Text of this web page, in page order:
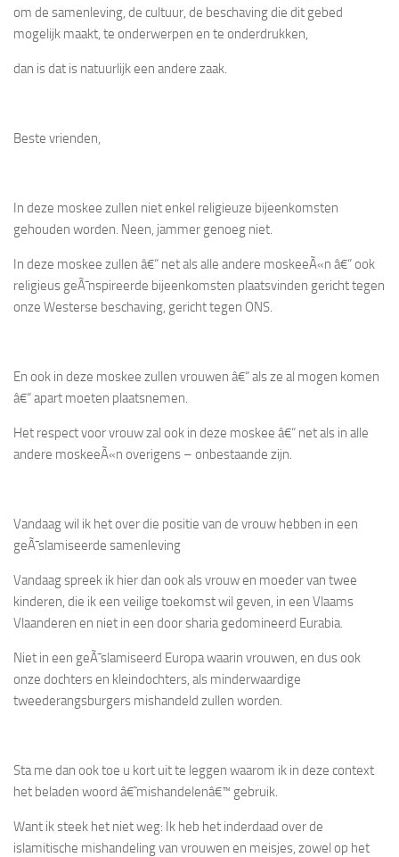
om de samenleving, de cultuur, de beschaving die dit gebed
mogelijk maakt, te onderwerpen en te onderdrukken,
dan is dat is natuurlijk een andere zaak.
Beste vrienden,
In deze moskee zullen niet enkel religieuze bijeenkomsten
gehouden worden. Neen, jammer genoeg niet.
In deze moskee zullen â€“ net als alle andere moskeeÃ«n â€“ ook
religieus geÃ¯nspireerde bijeenkomsten plaatsvinden gericht tegen
onze Westerse beschaving, gericht tegen ONS.
En ook in deze moskee zullen vrouwen â€“ als ze al mogen komen
â€“ apart moeten plaatsnemen.
Het respect voor vrouw zal ook in deze moskee â€“ net als in alle
andere moskeeÃ«n overigens – onbestaande zijn.
Vandaag wil ik het over die positie van de vrouw hebben in een
geÃ¯slamiseerde samenleving
Vandaag spreek ik hier dan ook als vrouw en moeder van twee
kinderen, die ik een veilige toekomst wil geven, in een Vlaams
Vlaanderen en niet in een door sharia gedomineerd Eurabia.
Niet in een geÃ¯slamiseerd Europa waarin vrouwen, en dus ook
onze dochters en kleindochters, als minderwaardige
tweederangsburgers mishandeld zullen worden.
Sta me dan ook toe u kort uit te leggen waarom ik in deze context
het beladen woord â€˜mishandelenâ€™ gebruik.
Want ik steek het niet weg: Ik heb het inderdaad over de
islamitische mishandeling van vrouwen en meisjes, zowel op het